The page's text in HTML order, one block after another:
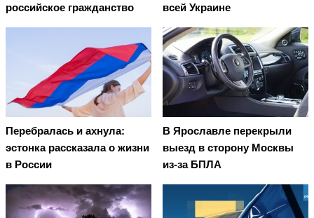
российское гражданство
всей Украине
Перебралась и ахнула:
эстонка рассказала о жизни
в России
В Ярославле перекрыли
выезд в сторону Москвы
из-за БПЛА